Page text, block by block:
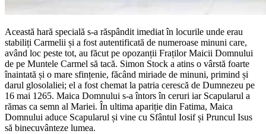
Această hară specială s-a răspândit imediat în locurile unde erau
stabiliți Carmelii și a fost autentificată de numeroase minuni care,
având loc peste tot, au făcut pe opozanții Fraților Maicii Domnului
de pe Muntele Carmel să tacă. Simon Stock a atins o vârstă foarte
înaintată și o mare sfințenie, făcând miriade de minuni, primind și
darul glosolaliei; el a fost chemat la patria cerescă de Dumnezeu pe
16 mai 1265. Maica Domnului s-a întors în ceruri iar Scapularul a
rămas ca semn al Mariei. În ultima apariție din Fatima, Maica
Domnului aduce Scapularul și vine cu Sfântul Iosif și Pruncul Isus
să binecuvânteze lumea.